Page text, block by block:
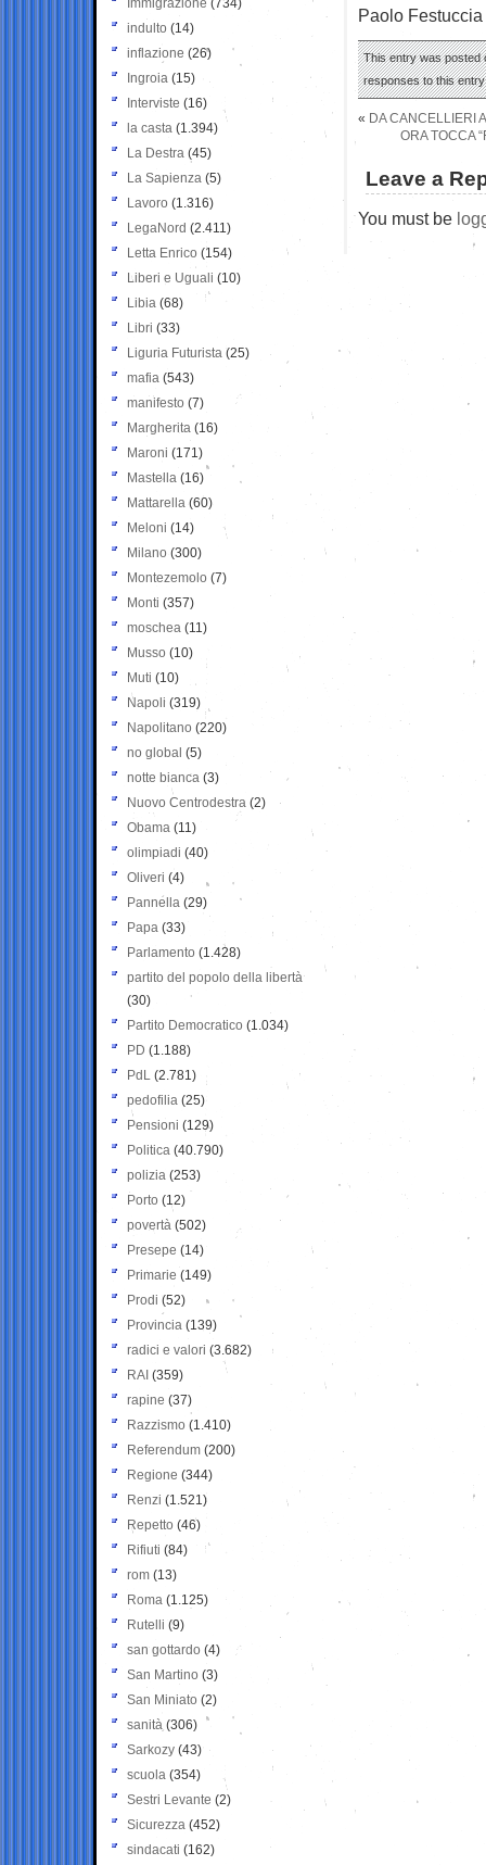
Paolo Festuccia
This entry was posted
responses to this
« DA CANCELLIERI
ORA TOCCA
Leave a
You must be
Immigrazione (734)
indulto (14)
inflazione (26)
Ingroia (15)
Interviste (16)
la casta (1.394)
La Destra (45)
La Sapienza (5)
Lavoro (1.316)
LegaNord (2.411)
Letta Enrico (154)
Liberi e Uguali (10)
Libia (68)
Libri (33)
Liguria Futurista (25)
mafia (543)
manifesto (7)
Margherita (16)
Maroni (171)
Mastella (16)
Mattarella (60)
Meloni (14)
Milano (300)
Montezemolo (7)
Monti (357)
moschea (11)
Musso (10)
Muti (10)
Napoli (319)
Napolitano (220)
no global (5)
notte bianca (3)
Nuovo Centrodestra (2)
Obama (11)
olimpiadi (40)
Oliveri (4)
Pannella (29)
Papa (33)
Parlamento (1.428)
partito del popolo della libertà
(30)
Partito Democratico (1.034)
PD (1.188)
PdL (2.781)
pedofilia (25)
Pensioni (129)
Politica (40.790)
polizia (253)
Porto (12)
povertà (502)
Presepe (14)
Primarie (149)
Prodi (52)
Provincia (139)
radici e valori (3.682)
RAI (359)
rapine (37)
Razzismo (1.410)
Referendum (200)
Regione (344)
Renzi (1.521)
Repetto (46)
Rifiuti (84)
rom (13)
Roma (1.125)
Rutelli (9)
san gottardo (4)
San Martino (3)
San Miniato (2)
sanità (306)
Sarkozy (43)
scuola (354)
Sestri Levante (2)
Sicurezza (452)
sindacati (162)